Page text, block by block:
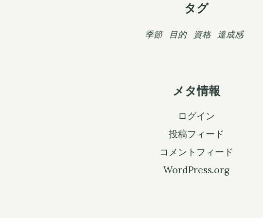
タグ
季節 目的 資格 達成感
メタ情報
ログイン
投稿フィード
コメントフィード
WordPress.org